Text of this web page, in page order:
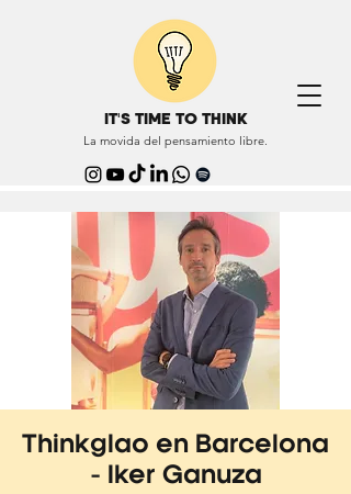
IT'S TIME TO THINK
La movida del pensamiento libre.
Thinkglao en Barcelona
- Iker Ganuza